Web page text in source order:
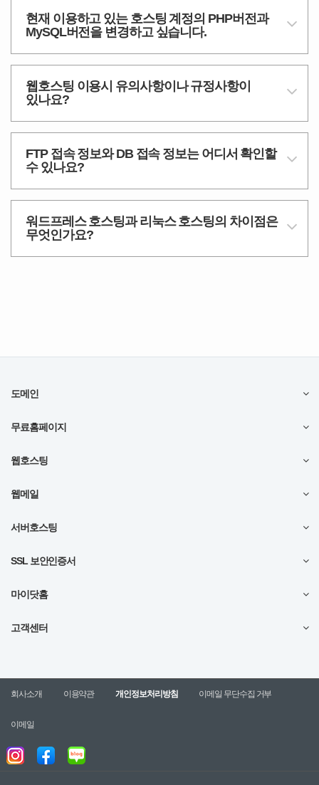
현재 이용하고 있는 호스팅 계정의 PHP버전과
MySQL버전을 변경하고 싶습니다.
웹호스팅 이용시 유의사항이나 규정사항이
있나요?
FTP 접속 정보와 DB 접속 정보는 어디서 확인할
수 있나요?
워드프레스 호스팅과 리눅스 호스팅의 차이점은
무엇인가요?
도메인
무료홈페이지
웹호스팅
웹메일
서버호스팅
SSL 보안인증서
마이닷홈
고객센터
회사소개 이용약관 개인정보처리방침 이메일 무단수집 거부
이메일